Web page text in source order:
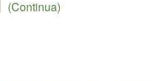
(Continua)